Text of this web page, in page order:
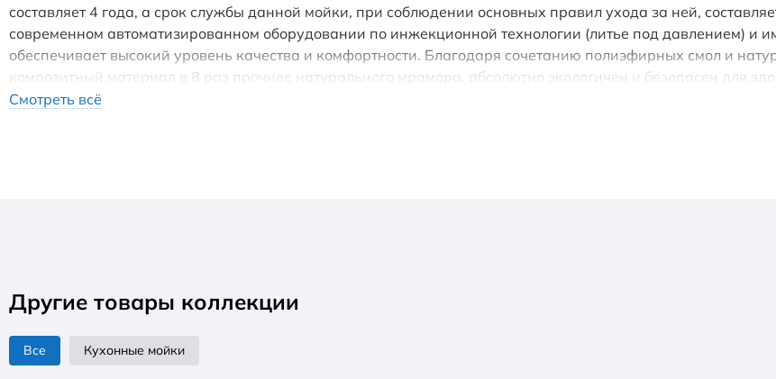
составляет 4 года, а срок службы данной мойки, при соблюдении основных правил ухода за ней,
современном автоматизированном оборудовании по инжекционной технологии (литье под давлением) и
обеспечивает высокий уровень качества и комфортности. Благодаря сочетанию полиэфирных смол и
композитный материал в 8 раз прочнее натурального мрамора, абсолютно экологичен и безопасен для
гелькоут не имеет микропор и не впитывает никакие бытовые загрязнения, устойчиво к ультрафиолету,
Смотреть всё
Другие товары коллекции
Все Кухонные мойки